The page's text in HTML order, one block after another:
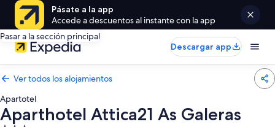
Pásate a la app
Accede a descuentos al instante con la app
Pasar a la sección principal
Descargar app
Ver todos los alojamientos
Apartotel
Aparthotel Attica21 As Galeras